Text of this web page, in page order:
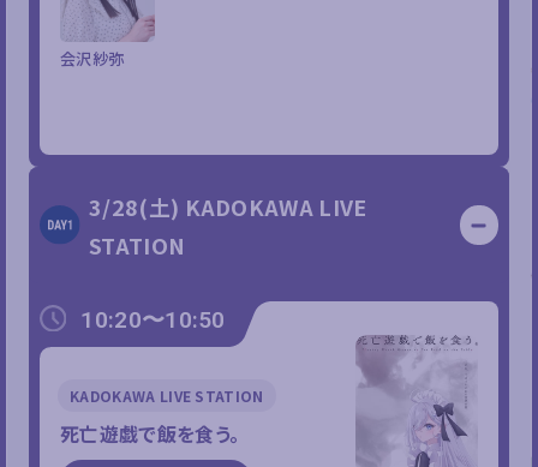
会沢紗弥
3/28(土) KADOKAWA LIVE
STATION
10:20〜10:50
KADOKAWA LIVE STATION
死亡遊戯で飯を食う。